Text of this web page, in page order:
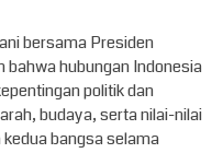
bersama Presiden
bahwa hubungan Indonesia
politik dan
budaya, serta nilai-nilai
bangsa selama